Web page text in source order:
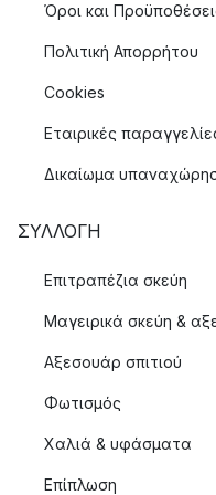
Όροι και
Πολιτική Απορρήτου
Cookies
Εταιρικές
Δικαίωμα
ΣΥΛΛΟΓΉ
Επιτραπέζια σκεύη
Μαγειρικά σκεύη &
Αξεσουάρ σπιτιού
Φωτισμός
Χαλιά & υφάσματα
Επίπλωση